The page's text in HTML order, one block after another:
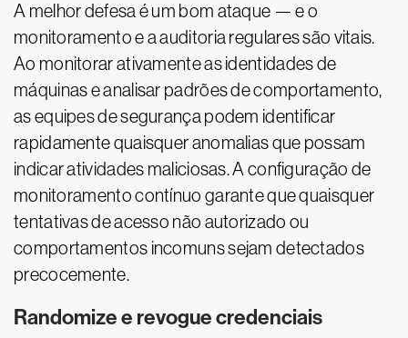
A melhor defesa é um bom ataque — e o
monitoramento e a auditoria regulares são vitais.
Ao monitorar ativamente as identidades de
máquinas e analisar padrões de comportamento,
as equipes de segurança podem identificar
rapidamente quaisquer anomalias que possam
indicar atividades maliciosas. A configuração de
monitoramento contínuo garante que quaisquer
tentativas de acesso não autorizado ou
comportamentos incomuns sejam detectados
precocemente.
Randomize e revogue credenciais